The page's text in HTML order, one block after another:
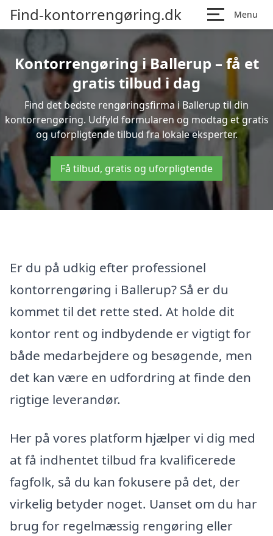
Find-kontorrengøring.dk Menu
Kontorrengøring i Ballerup – få et
gratis tilbud i dag
Find det bedste rengøringsfirma i Ballerup til din
kontorrengøring. Udfyld formularen og modtag et gratis
og uforpligtende tilbud fra lokale eksperter.
Få tilbud, gratis og uforpligtende
Er du på udkig efter professionel
kontorrengøring i Ballerup? Så er du
kommet til det rette sted. At holde dit
kontor rent og indbydende er vigtigt for
både medarbejdere og besøgende, men
det kan være en udfordring at finde den
rigtige leverandør.
Her på vores platform hjælper vi dig med
at få indhentet tilbud fra kvalificerede
fagfolk, så du kan fokusere på det, der
virkelig betyder noget. Uanset om du har
brug for regelmæssig rengøring eller